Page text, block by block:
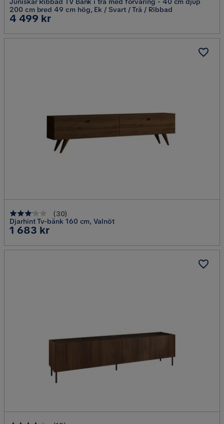
200 cm bred 49 cm hög, Ek / Svart / Trä / Ribbad
Pris
4 499 kr
(30)
Djarhint Tv-bänk 160 cm, Valnöt
Pris
1 683 kr